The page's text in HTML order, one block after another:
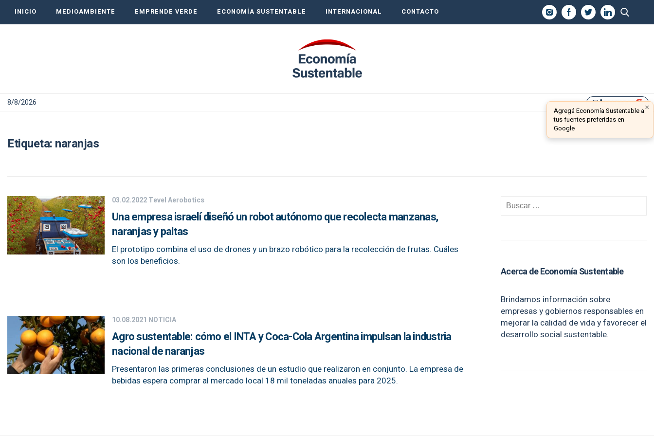
INICIO MEDIOAMBIENTE EMPRENDE VERDE ECONOMÍA SUSTENTABLE INTERNACIONAL CONTACTO
8/8/2026 library_addAgreganos ×
Agregá Economía Sustentable a
tus fuentes preferidas en
Google
Etiqueta: naranjas
03.02.2022Tevel Aerobotics
Una empresa israelí diseñó un robot autónomo que recolecta manzanas,
naranjas y paltas
El prototipo combina el uso de drones y un brazo robótico para la recolección de frutas. Cuáles
son los beneficios.
10.08.2021 NOTICIA
Agro sustentable: cómo el INTA y Coca-Cola Argentina impulsan la industria
nacional de naranjas
Presentaron las primeras conclusiones de un estudio que realizaron en conjunto. La empresa de
bebidas espera comprar al mercado local 18 mil toneladas anuales para 2025.
Acerca de Economía Sustentable
Brindamos información sobre
empresas y gobiernos responsables en
mejorar la calidad de vida y favorecer el
desarrollo social sustentable.